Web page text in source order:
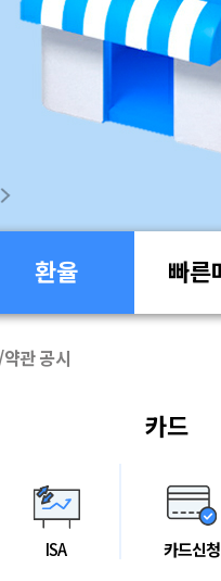
환율 빠른
관 공시
ISA
카드
카드신청